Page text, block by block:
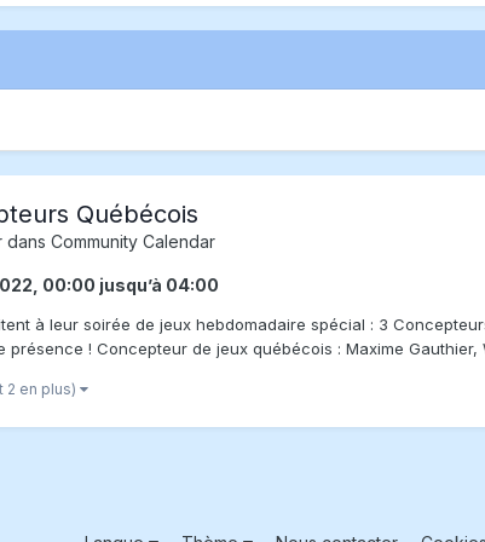
Québécois
dans Community Calendar
00:00 jusqu’à 04:00
à leur soirée de jeux hebdomadaire spécial : 3
présence ! Concepteur de jeux québécois : Maxime Gauthier,
2 en plus)